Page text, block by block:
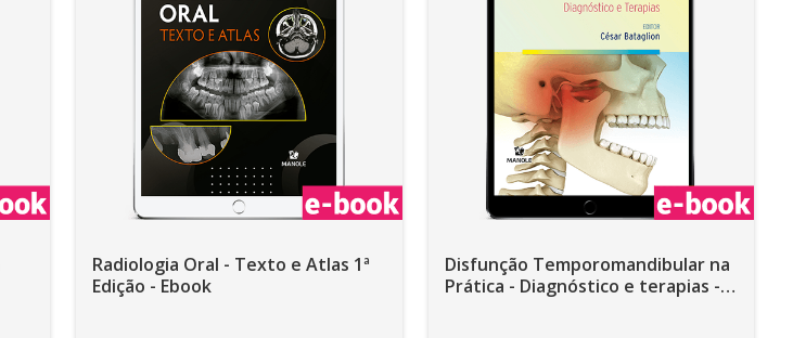
Radiologia Oral - Texto e Atlas 1ª
Edição - Ebook
Disfunção Temporomandibular na
Prática - Diagnóstico e terapias -